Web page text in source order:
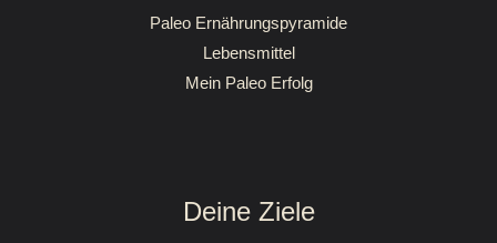
Paleo Ernährungspyramide
Lebensmittel
Mein Paleo Erfolg
Deine Ziele